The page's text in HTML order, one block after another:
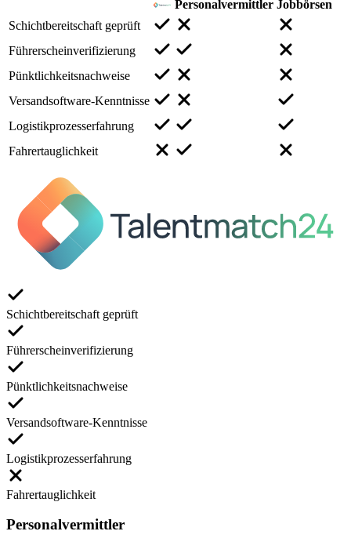
Personalvermittler Jobbörsen
Schichtbereitschaft geprüft
Führerscheinverifizierung
Pünktlichkeitsnachweise
Versandsoftware-Kenntnisse
Logistikprozesserfahrung
Fahrertauglichkeit
Schichtbereitschaft geprüft
Führerscheinverifizierung
Pünktlichkeitsnachweise
Versandsoftware-Kenntnisse
Logistikprozesserfahrung
Fahrertauglichkeit
Personalvermittler